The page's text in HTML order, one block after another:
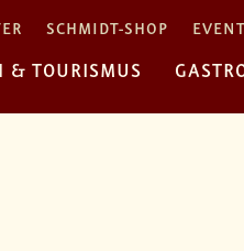
SCHMIDT-SHOP
& TOURISMUS